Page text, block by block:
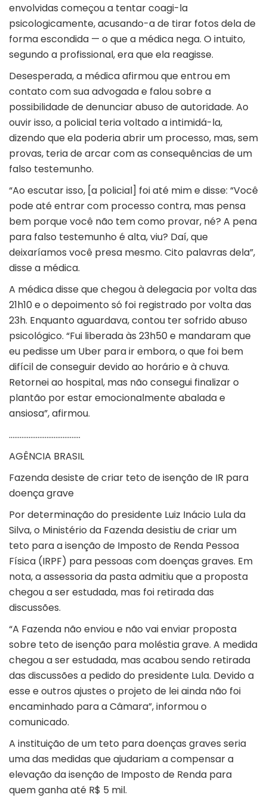
envolvidas começou a tentar coagi-la
psicologicamente, acusando-a de tirar fotos dela de
forma escondida — o que a médica nega. O intuito,
segundo a profissional, era que ela reagisse.
Desesperada, a médica afirmou que entrou em
contato com sua advogada e falou sobre a
possibilidade de denunciar abuso de autoridade. Ao
ouvir isso, a policial teria voltado a intimidá-la,
dizendo que ela poderia abrir um processo, mas, sem
provas, teria de arcar com as consequências de um
falso testemunho.
“Ao escutar isso, [a policial] foi até mim e disse: “Você
pode até entrar com processo contra, mas pensa
bem porque você não tem como provar, né? A pena
para falso testemunho é alta, viu? Daí, que
deixaríamos você presa mesmo. Cito palavras dela”,
disse a médica.
A médica disse que chegou à delegacia por volta das
21h10 e o depoimento só foi registrado por volta das
23h. Enquanto aguardava, contou ter sofrido abuso
psicológico. “Fui liberada às 23h50 e mandaram que
eu pedisse um Uber para ir embora, o que foi bem
difícil de conseguir devido ao horário e à chuva.
Retornei ao hospital, mas não consegui finalizar o
plantão por estar emocionalmente abalada e
ansiosa”, afirmou.
………………………………….
AGÊNCIA BRASIL
Fazenda desiste de criar teto de isenção de IR para
doença grave
Por determinação do presidente Luiz Inácio Lula da
Silva, o Ministério da Fazenda desistiu de criar um
teto para a isenção de Imposto de Renda Pessoa
Física (IRPF) para pessoas com doenças graves. Em
nota, a assessoria da pasta admitiu que a proposta
chegou a ser estudada, mas foi retirada das
discussões.
“A Fazenda não enviou e não vai enviar proposta
sobre teto de isenção para moléstia grave. A medida
chegou a ser estudada, mas acabou sendo retirada
das discussões a pedido do presidente Lula. Devido a
esse e outros ajustes o projeto de lei ainda não foi
encaminhado para a Câmara”, informou o
comunicado.
A instituição de um teto para doenças graves seria
uma das medidas que ajudariam a compensar a
elevação da isenção de Imposto de Renda para
quem ganha até R$ 5 mil.